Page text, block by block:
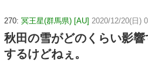
270: 冥王星(群馬県) [AU] 2020/12/20(日)
秋田の雪がどのくらい影
するけどねぇ。